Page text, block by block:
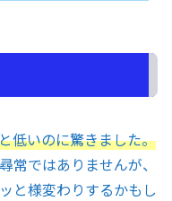
低いのに驚きました。
常ではありませんが、
と様変わりするかもし